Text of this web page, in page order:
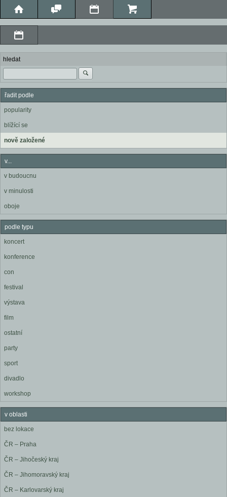
hledat
řadit podle
popularity
blížící se
nově založené
v...
v budoucnu
v minulosti
oboje
podle typu
koncert
konference
con
festival
výstava
film
ostatní
party
sport
divadlo
workshop
v oblasti
bez lokace
ČR – Praha
ČR – Jihočeský kraj
ČR – Jihomoravský kraj
ČR – Karlovarský kraj